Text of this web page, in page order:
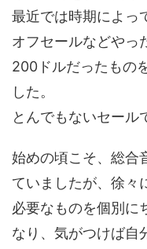
最近では時期によっ
オフセールなどやっ
200ドルだったもの
した。
とんでもないセール
始めの頃こそ、総合
ていましたが、徐々
必要なものを個別に
なり、気がつけば自